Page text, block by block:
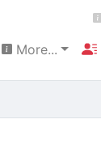
More...